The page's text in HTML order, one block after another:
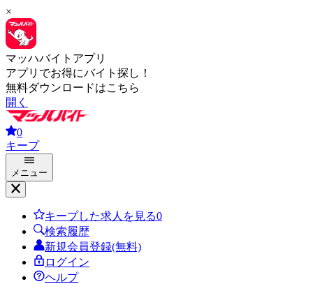
×
マッハバイトアプリ
アプリでお得にバイト探し！
無料ダウンロードはこちら
開く
0
キープ
メニュー
キープした求人を見る0
検索履歴
新規会員登録(無料)
ログイン
ヘルプ